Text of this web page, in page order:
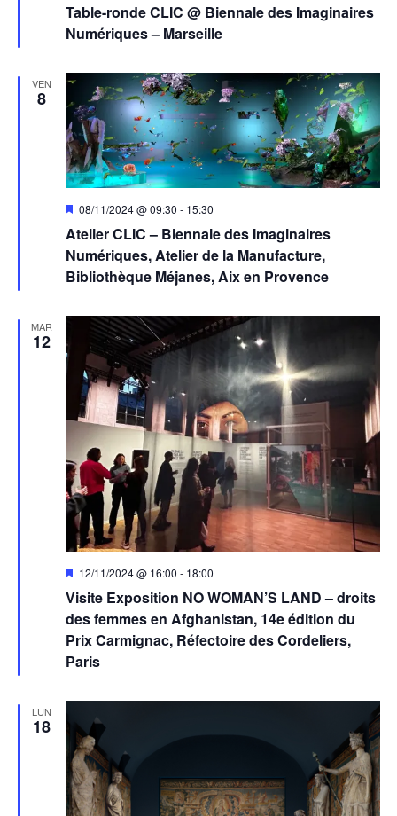
Table-ronde CLIC @ Biennale des Imaginaires
Numériques – Marseille
avant
VEN
8
Atelier CLIC – Biennale des Imaginaires
Numériques, Atelier de la Manufacture,
Bibliothèque Méjanes, Aix en Provence
Mis
avant
08/11/2024 @ 09:30 - 15:30
MAR
12
Visite Exposition NO WOMAN’S LAND – droits
des femmes en Afghanistan, 14e édition du
Prix Carmignac, Réfectoire des Cordeliers,
Paris
Mis
avant
12/11/2024 @ 16:00 - 18:00
LUN
18